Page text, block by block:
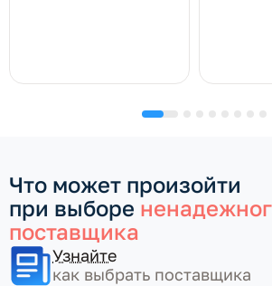
Что может произойти
при выборе
поставщика
Узнайте
как выбрать поставщика